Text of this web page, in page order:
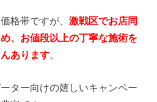
格帯ですが、激戦区でお店同
、お値段以上の丁寧な施術を
あります
ター向けの嬉しいキャンペー